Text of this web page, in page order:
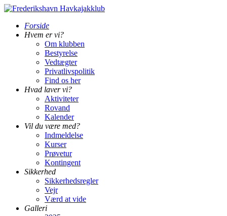
Forside
Hvem er vi?
Om klubben
Bestyrelse
Vedtægter
Privatlivspolitik
Find os her
Hvad laver vi?
Aktiviteter
Rovand
Kalender
Vil du være med?
Indmeldelse
Kurser
Prøvetur
Kontingent
Sikkerhed
Sikkerhedsregler
Vejr
Værd at vide
Galleri